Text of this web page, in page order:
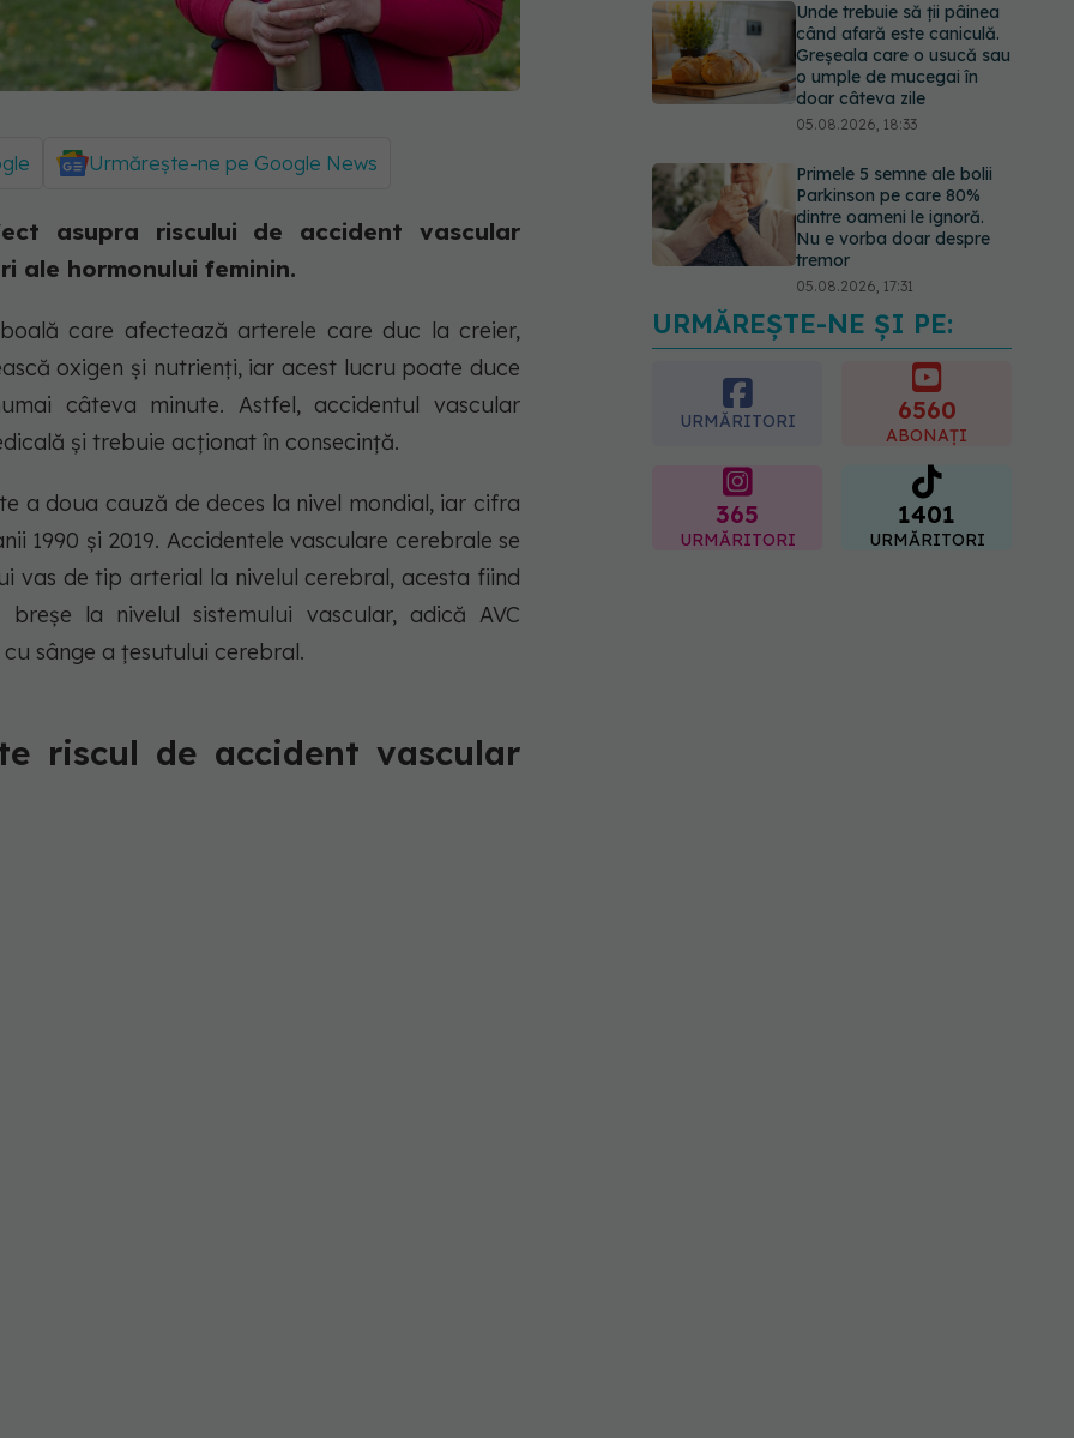
Urmărește-ne pe Google News
asupra riscului de accident vascular
ale hormonului feminin.
care afectează arterele care duc la creier,
oxigen și nutrienți, iar acest lucru poate duce
câteva minute. Astfel, accidentul vascular
și trebuie acționat în consecință.
a doua cauză de deces la nivel mondial, iar cifra
1990 și 2019. Accidentele vasculare cerebrale se
vas de tip arterial la nivelul cerebral, acesta fiind
la nivelul sistemului vascular, adică AVC
sânge a țesutului cerebral.
riscul de accident vascular
Unde trebuie să ții pâinea
când afară este caniculă.
Greșeala care o usucă sau
o umple de mucegai în
doar câteva zile
05.08.2026, 18:33
Primele 5 semne ale bolii
Parkinson pe care 80%
dintre oameni le ignoră.
Nu e vorba doar despre
tremor
05.08.2026, 17:31
Gabriela Cristea, manifest
pentru respect și
acceptare: Corpul
fiecăruia spune o poveste
05.08.2026, 21:23
URMĂREȘTE-NE ȘI PE:
URMĂRITORI 6560
ABONAȚI
365
URMĂRITORI
1401
URMĂRITORI